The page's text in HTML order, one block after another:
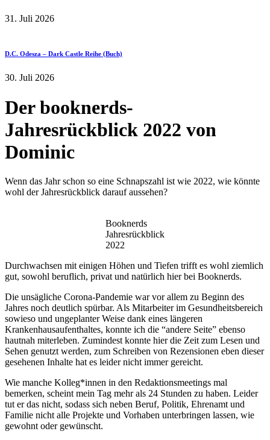
31. Juli 2026
D.C. Odesza – Dark Castle Reihe (Buch)
30. Juli 2026
Der booknerds-
Jahresrückblick 2022 von
Dominic
Wenn das Jahr schon so eine Schnapszahl ist wie 2022, wie könnte
wohl der Jahresrückblick darauf aussehen?
Booknerds
Jahresrückblick
2022
Durchwachsen mit einigen Höhen und Tiefen trifft es wohl ziemlich
gut, sowohl beruflich, privat und natürlich hier bei Booknerds.
Die unsägliche Corona-Pandemie war vor allem zu Beginn des
Jahres noch deutlich spürbar. Als Mitarbeiter im Gesundheitsbereich
sowieso und ungeplanter Weise dank eines längeren
Krankenhausaufenthaltes, konnte ich die “andere Seite” ebenso
hautnah miterleben. Zumindest konnte hier die Zeit zum Lesen und
Sehen genutzt werden, zum Schreiben von Rezensionen eben dieser
gesehenen Inhalte hat es leider nicht immer gereicht.
Wie manche Kolleg*innen in den Redaktionsmeetings mal
bemerken, scheint mein Tag mehr als 24 Stunden zu haben. Leider
tut er das nicht, sodass sich neben Beruf, Politik, Ehrenamt und
Familie nicht alle Projekte und Vorhaben unterbringen lassen, wie
gewohnt oder gewünscht.